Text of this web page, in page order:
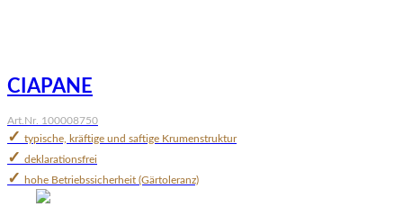
CIAPANE
Art.Nr. 100008750
✓ typische, kräftige und saftige Krumenstruktur
✓ deklarationsfrei
✓ hohe Betriebssicherheit (Gärtoleranz)